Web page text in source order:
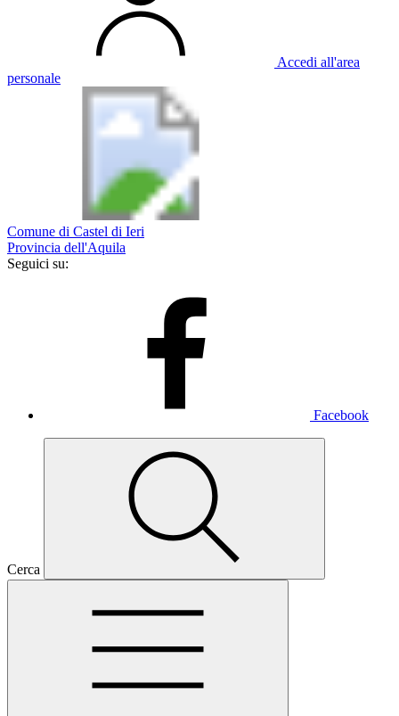
Accedi all'area
personale
Comune di Castel di Ieri
Provincia dell'Aquila
Seguici su:
Facebook
Cerca